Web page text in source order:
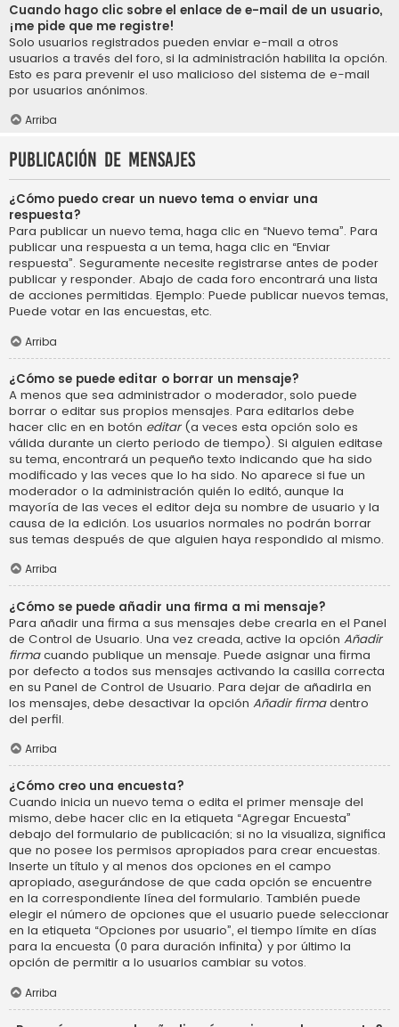
Cuando hago clic sobre el enlace de e-mail de un usuario,
¡me pide que me registre!
Solo usuarios registrados pueden enviar e-mail a otros
usuarios a través del foro, si la administración habilita la opción.
Esto es para prevenir el uso malicioso del sistema de e-mail
por usuarios anónimos.
Arriba
Publicación de mensajes
¿Cómo puedo crear un nuevo tema o enviar una
respuesta?
Para publicar un nuevo tema, haga clic en “Nuevo tema”. Para
publicar una respuesta a un tema, haga clic en “Enviar
respuesta”. Seguramente necesite registrarse antes de poder
publicar y responder. Abajo de cada foro encontrará una lista
de acciones permitidas. Ejemplo: Puede publicar nuevos temas,
Puede votar en las encuestas, etc.
Arriba
¿Cómo se puede editar o borrar un mensaje?
A menos que sea administrador o moderador, solo puede
borrar o editar sus propios mensajes. Para editarlos debe
hacer clic en en botón editar(a veces esta opción solo es
válida durante un cierto periodo de tiempo). Si alguien editase
su tema, encontrará un pequeño texto indicando que ha sido
modificado y las veces que lo ha sido. No aparece si fue un
moderador o la administración quién lo editó, aunque la
mayoría de las veces el editor deja su nombre de usuario y la
causa de la edición. Los usuarios normales no podrán borrar
sus temas después de que alguien haya respondido al mismo.
Arriba
¿Cómo se puede añadir una firma a mi mensaje?
Para añadir una firma a sus mensajes debe crearla en el Panel
de Control de Usuario. Una vez creada, active la opción Añadir
firmacuando publique un mensaje. Puede asignar una firma
por defecto a todos sus mensajes activando la casilla correcta
en su Panel de Control de Usuario. Para dejar de añadirla en
los mensajes, debe desactivar la opción Añadir firmadentro
del perfil.
Arriba
¿Cómo creo una encuesta?
Cuando inicia un nuevo tema o edita el primer mensaje del
mismo, debe hacer clic en la etiqueta “Agregar Encuesta”
debajo del formulario de publicación; si no la visualiza, significa
que no posee los permisos apropiados para crear encuestas.
Inserte un título y al menos dos opciones en el campo
apropiado, asegurándose de que cada opción se encuentre
en la correspondiente línea del formulario. También puede
elegir el número de opciones que el usuario puede seleccionar
en la etiqueta “Opciones por usuario”, el tiempo límite en días
para la encuesta (0 para duración infinita) y por último la
opción de permitir a lo usuarios cambiar su votos.
Arriba